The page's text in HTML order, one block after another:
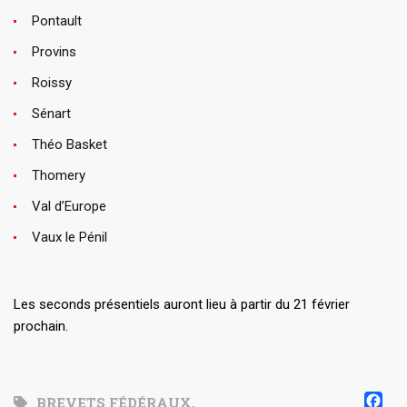
Pontault
Provins
Roissy
Sénart
Théo Basket
Thomery
Val d’Europe
Vaux le Pénil
Les seconds présentiels auront lieu à partir du 21 février
prochain.
BREVETS FÉDÉRAUX,